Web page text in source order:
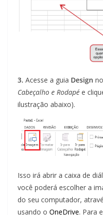
3. Acesse a guia Design
Cabeçalho e Rodapé e
ilustração abaixo).
Isso irá abrir a caixa de
você poderá escolher a
do seu computador,
usando o OneDrive. Para